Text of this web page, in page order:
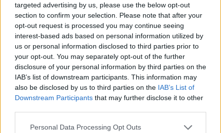
targeted advertising by us, please use the below opt-out
section to confirm your selection. Please note that after your
opt-out request is processed you may continue seeing
interest-based ads based on personal information utilized by
us or personal information disclosed to third parties prior to
your opt-out. You may separately opt-out of the further
disclosure of your personal information by third parties on the
IAB’s list of downstream participants. This information may
also be disclosed by us to third parties on the IAB’s List of
Downstream Participants that may further disclose it to other
Personal Data Processing Opt Outs
Sytuację co prawda udaje się opanować, ale
dopiero po ucieknięciu się do szantażu.
Harpagon zaś nie zmienia swojego charakteru i
z bólem serca idzie na kolejne ustępstwa. Widać
więc jasno, że w kolejnym przypadku ułomność
jednego członka rodziny, ojca, miała ogromny
wpływ na życie i rozwój całej rodziny. Jego
chciwość i skąpstwo oczywiście najsilniej